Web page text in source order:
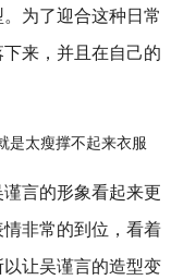
为了迎合这种日常
来，并且在自己的
言的形象看起来更
非常的到位，看着
让吴谨言的造型变